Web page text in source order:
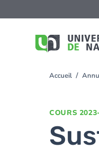
au
You
Accueil
COURS